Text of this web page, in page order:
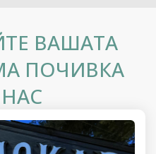
ВАШАТА
ПОЧИВКА